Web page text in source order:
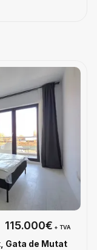
Gata de Mutat
115.000€ + TVA